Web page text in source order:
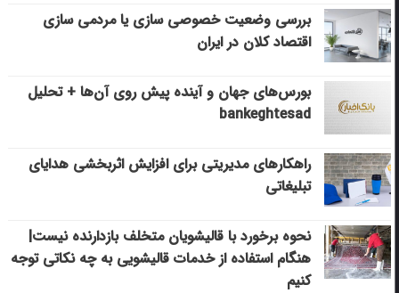
بررسی وضعیت خصوصی سازی یا مردمی سازی
اقتصاد کلان در ایران
بورس‌های جهان و آینده پیش روی آن‌ها + تحلیل
bankeghtesad
راهکارهای مدیریتی برای افزایش اثربخشی هدایای
تبلیغاتی
نحوه برخورد با قالیشویان متخلف بازدارنده نیست|
هنگام استفاده از خدمات قالیشویی به چه نکاتی توجه
کنیم